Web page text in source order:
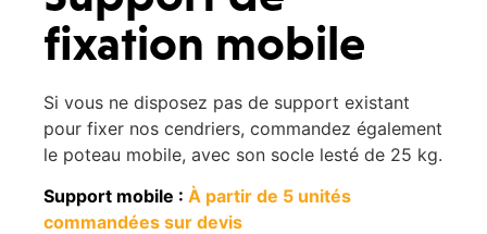
fixation mobile
Si vous ne disposez pas de support existant
pour fixer nos cendriers, commandez également
le poteau mobile, avec son socle lesté de 25 kg.
Support mobile : À partir de 5 unités
commandées sur devis